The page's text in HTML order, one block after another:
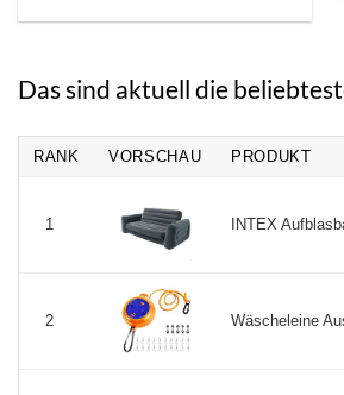
Das sind aktuell die
RANK VORSCHAU PRODUKT
1 INTEX
2 Wäscheleine